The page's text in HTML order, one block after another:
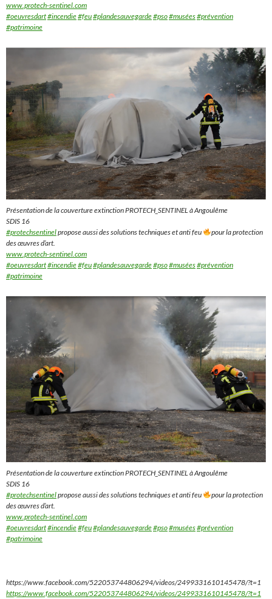
www.protech-sentinel.com
#oeuvresdart#incendie#feu#plandesauvegarde#pso#musées#prévention
#patrimoine
Présentation de la couverture extinction PROTECH_SENTINEL à Angoulême
SDIS 16
#protechsentinelpropose aussi des solutions techniques et anti feu
pour la protection
des œuvres d’art.
www.protech-sentinel.com
#oeuvresdart#incendie#feu#plandesauvegarde#pso#musées#prévention
#patrimoine
Présentation de la couverture extinction PROTECH_SENTINEL à Angoulême
SDIS 16
#protechsentinelpropose aussi des solutions techniques et anti feu
pour la protection
des œuvres d’art.
www.protech-sentinel.com
#oeuvresdart#incendie#feu#plandesauvegarde#pso#musées#prévention
#patrimoine
https://www.facebook.com/522053744806294/videos/2499331610145478/?t=1
https://www.facebook.com/522053744806294/videos/2499331610145478/?t=1